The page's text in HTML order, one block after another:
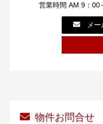
営業時間 AM 9：00
メ
物件お問合せ